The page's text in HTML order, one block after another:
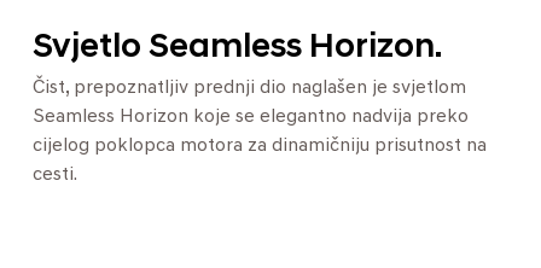
Svjetlo Seamless Horizon.
Čist, prepoznatljiv prednji dio naglašen je svjetlom
Seamless Horizon koje se elegantno nadvija preko
cijelog poklopca motora za dinamičniju prisutnost na
cesti.